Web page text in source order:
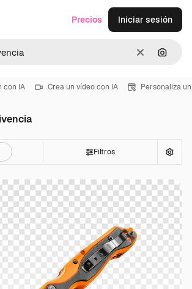
Borrar
Precios Iniciar sesión
con IA Crea un vídeo con IA Personaliza
Filtros